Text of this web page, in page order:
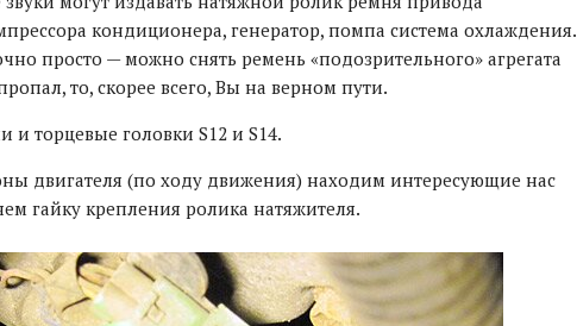
кондиционера, генератор, помпа система охлаждения.
просто — можно снять ремень «подозрительного» агрегата
то, скорее всего, Вы на верном пути.
торцевые головки S12 и S14.
двигателя (по ходу движения) находим интересующие нас
гайку крепления ролика натяжителя.